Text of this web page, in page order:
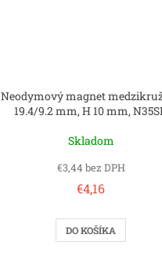
Neodymový magnet
19.4/9.2 mm, H 10 mm,
Skladom
€3,44 bez DPH
€4,16
DO KOŠÍKA